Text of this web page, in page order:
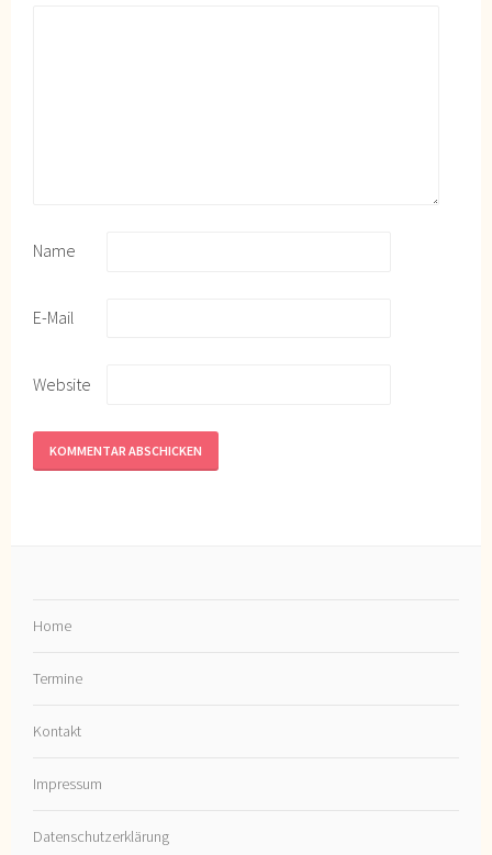
Name
E-Mail
Website
Home
Termine
Kontakt
Impressum
Datenschutzerklärung